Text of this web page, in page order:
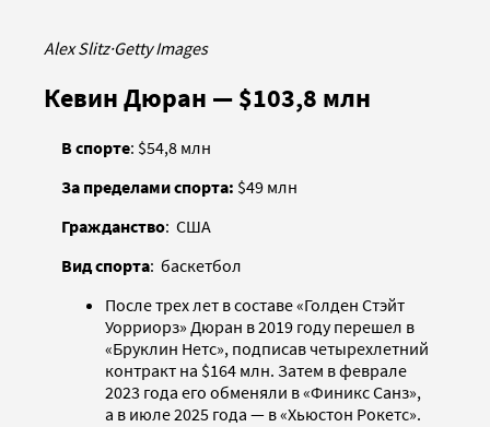
Alex Slitz·Getty Images
Кевин Дюран — $103,8 млн
В спорте: $54,8 млн
За пределами спорта: $49 млн
Гражданство: США
Вид спорта: баскетбол
После трех лет в составе «Голден Стэйт
Уорриорз» Дюран в 2019 году перешел в
«Бруклин Нетс», подписав четырехлетний
контракт на $164 млн. Затем в феврале
2023 года его обменяли в «Финикс Санз»,
а в июле 2025 года — в «Хьюстон Рокетс».